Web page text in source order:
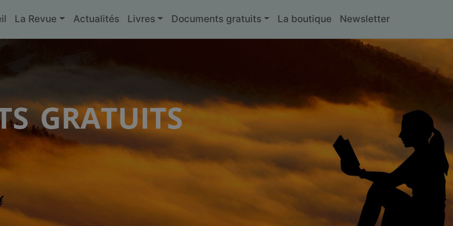
La Revue Actualités Livres Documents gratuits La boutique Newsletter
gratuits